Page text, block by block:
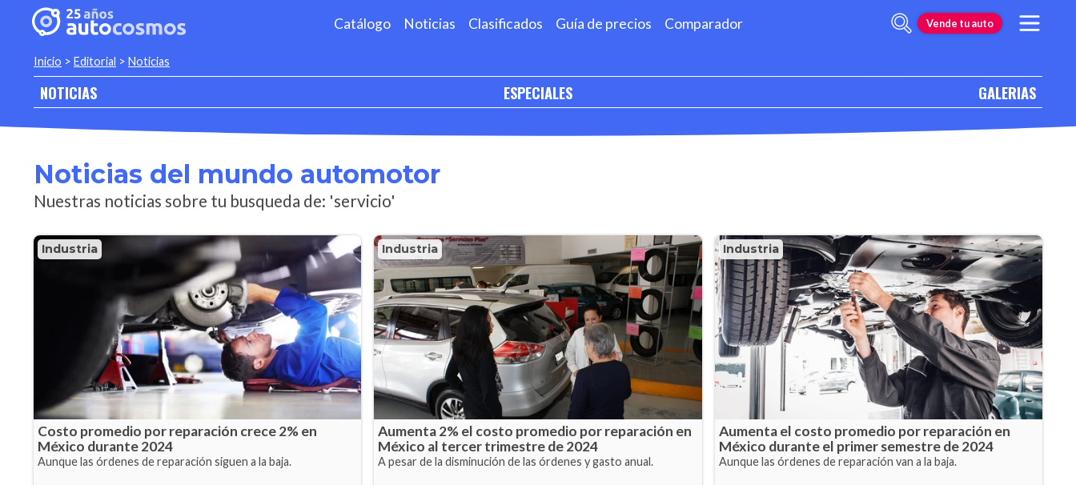
Catálogo Noticias Clasificados Guía de precios Comparador Vende tu auto
Inicio > Editorial > Noticias
NOTICIAS ESPECIALES GALERIAS
Noticias del mundo automotor
Nuestras noticias sobre tu busqueda de: 'servicio'
Industria
Costo promedio por reparación crece 2% en
México durante 2024
Aunque las órdenes de reparación siguen a la baja.
Industria
Aumenta 2% el costo promedio por reparación en
México al tercer trimestre de 2024
A pesar de la disminución de las órdenes y gasto anual.
Industria
Aumenta el costo promedio por reparación en
México durante el primer semestre de 2024
Aunque las órdenes de reparación van a la baja.